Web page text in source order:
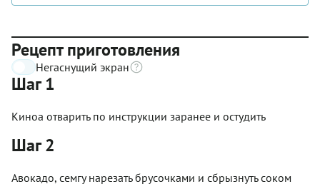
Рецепт приготовления
Негаснущий экран
Шаг 1
Киноа отварить по инструкции заранее и остудить
Шаг 2
Авокадо, семгу нарезать брусочками и сбрызнуть соком